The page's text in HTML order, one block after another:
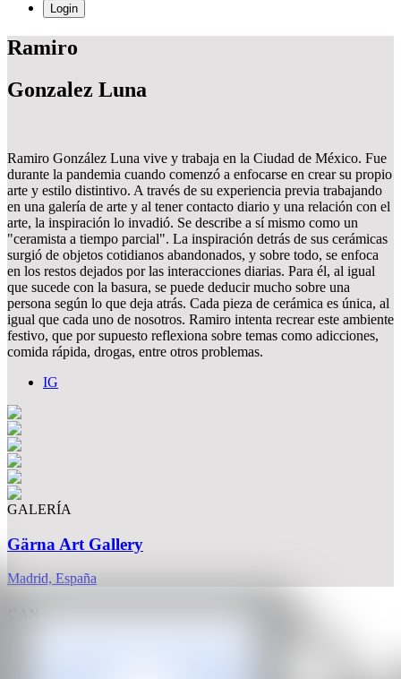
Login
Ramiro
Gonzalez Luna
Ramiro González Luna vive y trabaja en la Ciudad de México. Fue
durante la pandemia cuando comenzó a enfocarse en crear su propio
arte y estilo distintivo. A través de su experiencia previa trabajando
en una galería de arte y al tener contacto diario y una relación con el
arte, la inspiración lo invadió. Se describe a sí mismo como un
"ceramista a tiempo parcial". La inspiración detrás de sus cerámicas
surgió de objetos cotidianos abandonados, y sobre todo, se enfoca
en los restos dejados por las interacciones diarias. Para él, al igual
que sucede con la basura, se puede deducir mucho sobre una
persona según lo que deja atrás. Cada pieza de cerámica es única, al
igual que cada uno de nosotros. Ramiro intenta recrear este ambiente
festivo, que por supuesto reflexiona sobre temas como adicciones,
comida rápida, drogas, entre otros problemas.
IG
GALERÍA
Gärna Art Gallery
Madrid, España